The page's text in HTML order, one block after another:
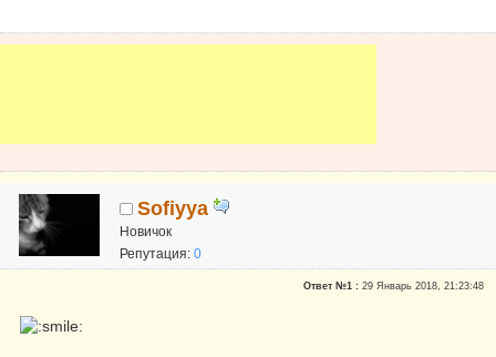
Sofiyya
Новичок
Репутация: 0
Ответ №1 :29 Январь 2018, 21:23:48